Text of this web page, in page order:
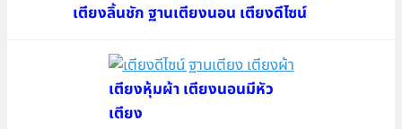
เตียงลิ้นชัก ฐานเตียงนอน เตียงดีไซน์
เตียงหุ้มผ้า เตียงนอนมีหัว
เตียง